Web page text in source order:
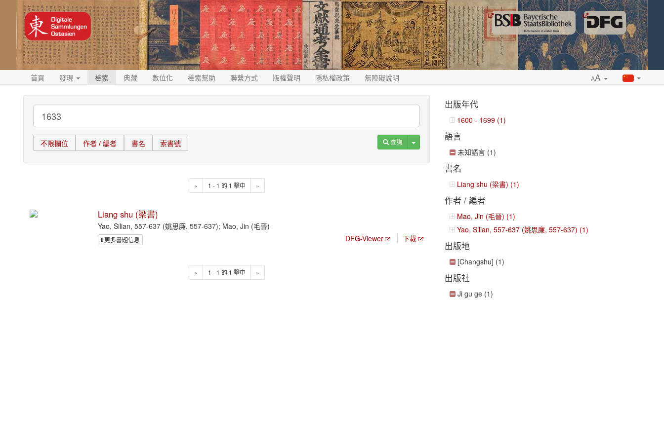
首頁 發現 檢索 典藏 數位化 檢索幫助 聯繫方式 版權聲明 隱私權政策 無障礙說明 AA
不限欄位 作者 / 編者 書名 索書號 查詢 Toggle Dropdown
« 1 - 1 的 1 擊中 »
Liang shu (梁書)
Yao, Silian, 557-637 (姚思廉, 557-637); Mao, Jin (毛晉)
更多書題信息 DFG-Viewer 下載
« 1 - 1 的 1 擊中 »
出版年代
1600 - 1699 (1)
語言
未知語言 (1)
書名
Liang shu (梁書) (1)
作者 / 編者
Mao, Jin (毛晉) (1)
Yao, Silian, 557-637 (姚思廉, 557-637) (1)
出版地
[Changshu] (1)
出版社
Ji gu ge (1)